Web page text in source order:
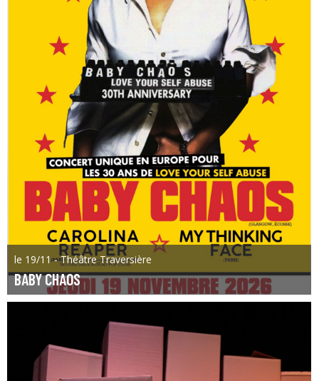
le 19/11 - Théâtre Traversière
BABY CHAOS